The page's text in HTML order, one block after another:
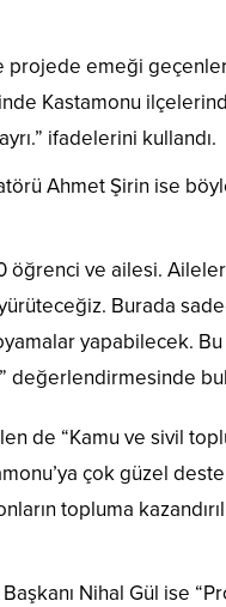
projede emeği
Kastamonu
ifadelerini kullandı.
Ahmet Şirin ise
öğrenci ve ailesi.
Burada
yapabilecek.
değerlendirmesinde
de “Kamu ve sivil
çok güzel
topluma
Nihal Gül ise